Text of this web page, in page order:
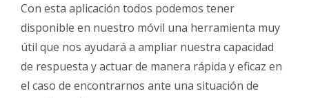
Con esta aplicación todos podemos tener
disponible en nuestro móvil una herramienta muy
útil que nos ayudará a ampliar nuestra capacidad
de respuesta y actuar de manera rápida y eficaz en
el caso de encontrarnos ante una situación de